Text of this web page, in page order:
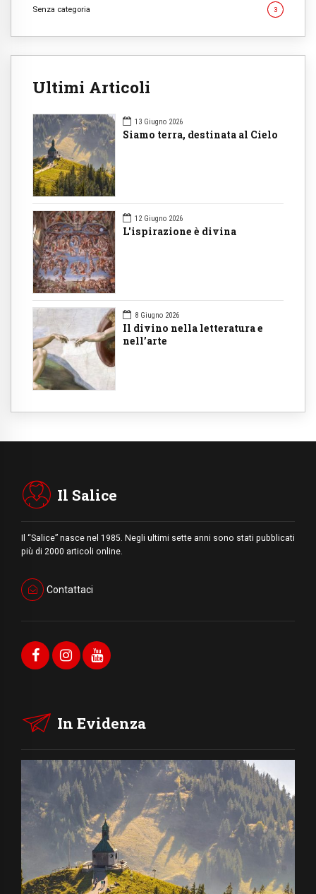
Senza categoria 3
Ultimi Articoli
13 Giugno 2026
Siamo terra, destinata al Cielo
12 Giugno 2026
L'ispirazione è divina
8 Giugno 2026
Il divino nella letteratura e
nell’arte
Il Salice
Il “Salice” nasce nel 1985. Negli ultimi sette anni sono stati pubblicati
più di 2000 articoli online.
Contattaci
In Evidenza